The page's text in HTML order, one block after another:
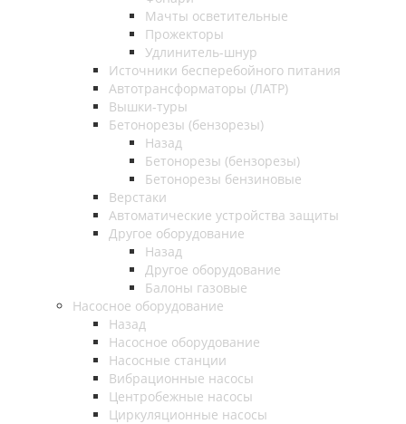
Мачты осветительные
Прожекторы
Удлинитель-шнур
Источники бесперебойного питания
Автотрансформаторы (ЛАТР)
Вышки-туры
Бетонорезы (бензорезы)
Назад
Бетонорезы (бензорезы)
Бетонорезы бензиновые
Верстаки
Автоматические устройства защиты
Другое оборудование
Назад
Другое оборудование
Балоны газовые
Насосное оборудование
Назад
Насосное оборудование
Насосные станции
Вибрационные насосы
Центробежные насосы
Циркуляционные насосы